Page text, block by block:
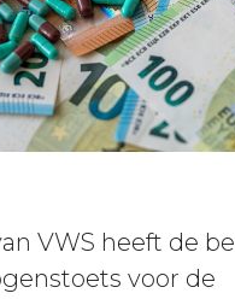
VWS heeft de
voor de